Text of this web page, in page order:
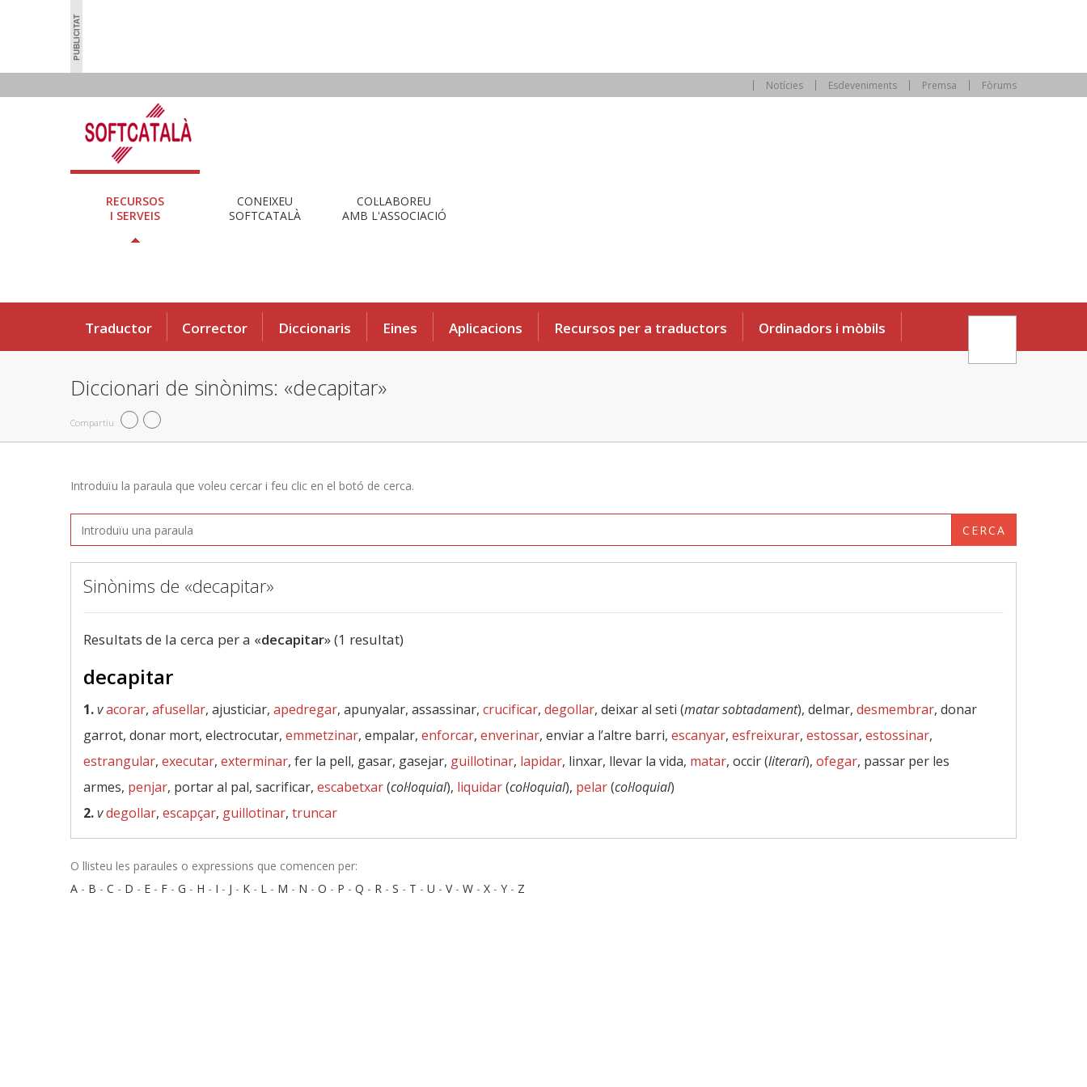
Notícies Esdeveniments Premsa Fòrums
RECURSOS
I SERVEIS
CONEIXEU
SOFTCATALÀ
COL·LABOREU
AMB L'ASSOCIACIÓ
Traductor Corrector Diccionaris Eines Aplicacions Recursos per a traductors Ordinadors i mòbils
Diccionari de sinònims: «decapitar»
Compartiu
Introduïu la paraula que voleu cercar i feu clic en el botó de cerca.
CERCA
Sinònims de «decapitar»
Resultats de la cerca per a «decapitar» (1 resultat)
decapitar
1.vacorar, afusellar, ajusticiar, apedregar, apunyalar, assassinar, crucificar, degollar, deixar al seti (matar sobtadament), delmar, desmembrar, donar
garrot, donar mort, electrocutar, emmetzinar, empalar, enforcar, enverinar, enviar a l’altre barri, escanyar, esfreixurar, estossar, estossinar,
estrangular, executar, exterminar, fer la pell, gasar, gasejar, guillotinar, lapidar, linxar, llevar la vida, matar, occir (literari), ofegar, passar per les
armes, penjar, portar al pal, sacrificar, escabetxar(col·loquial), liquidar(col·loquial), pelar(col·loquial)
2.vdegollar, escapçar, guillotinar, truncar
O llisteu les paraules o expressions que comencen per:
A - B - C - D - E - F - G - H - I - J - K - L - M - N - O - P - Q - R - S - T - U - V- W - X - Y - Z